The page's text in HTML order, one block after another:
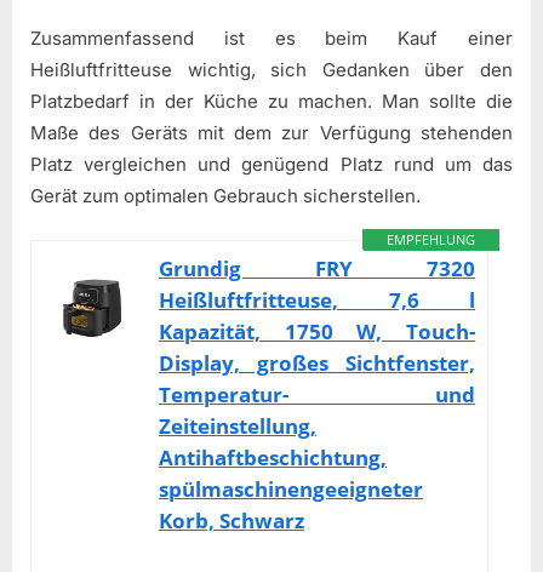
Zusammenfassend ist es beim Kauf einer
Heißluftfritteuse wichtig, sich Gedanken über den
Platzbedarf in der Küche zu machen. Man sollte die
Maße des Geräts mit dem zur Verfügung stehenden
Platz vergleichen und genügend Platz rund um das
Gerät zum optimalen Gebrauch sicherstellen.
EMPFEHLUNG
Grundig FRY 7320
Heißluftfritteuse, 7,6 l
Kapazität, 1750 W, Touch-
Display, großes Sichtfenster,
Temperatur- und
Zeiteinstellung,
Antihaftbeschichtung,
spülmaschinengeeigneter
Korb, Schwarz